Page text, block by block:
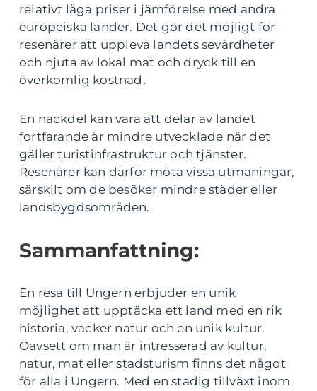
relativt låga priser i jämförelse med andra
europeiska länder. Det gör det möjligt för
resenärer att uppleva landets sevärdheter
och njuta av lokal mat och dryck till en
överkomlig kostnad.
En nackdel kan vara att delar av landet
fortfarande är mindre utvecklade när det
gäller turistinfrastruktur och tjänster.
Resenärer kan därför möta vissa utmaningar,
särskilt om de besöker mindre städer eller
landsbygdsområden.
Sammanfattning:
En resa till Ungern erbjuder en unik
möjlighet att upptäcka ett land med en rik
historia, vacker natur och en unik kultur.
Oavsett om man är intresserad av kultur,
natur, mat eller stadsturism finns det något
för alla i Ungern. Med en stadig tillväxt inom